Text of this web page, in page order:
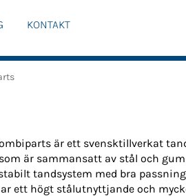
KONTAKT
är ett svensktillverkat
är sammansatt av stål och
tandsystem med bra
ett högt stålutnyttjande och